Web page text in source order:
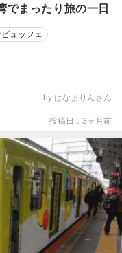
まったり旅の一日
ュッフェ
by はなまりんさん
投稿日：3ヶ月前